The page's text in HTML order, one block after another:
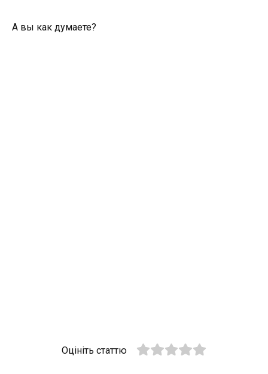
А вы как думаете?
Оцініть статтю